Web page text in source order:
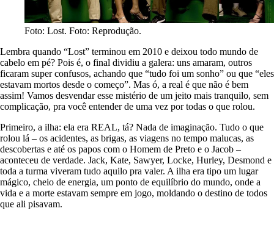
Foto: Lost. Foto: Reprodução.
Lembra quando “Lost” terminou em 2010 e deixou todo mundo de
cabelo em pé? Pois é, o final dividiu a galera: uns amaram, outros
ficaram super confusos, achando que “tudo foi um sonho” ou que “eles
estavam mortos desde o começo”. Mas ó, a real é que não é bem
assim! Vamos desvendar esse mistério de um jeito mais tranquilo, sem
complicação, pra você entender de uma vez por todas o que rolou.
Primeiro, a ilha: ela era REAL, tá? Nada de imaginação. Tudo o que
rolou lá – os acidentes, as brigas, as viagens no tempo malucas, as
descobertas e até os papos com o Homem de Preto e o Jacob –
aconteceu de verdade. Jack, Kate, Sawyer, Locke, Hurley, Desmond e
toda a turma viveram tudo aquilo pra valer. A ilha era tipo um lugar
mágico, cheio de energia, um ponto de equilíbrio do mundo, onde a
vida e a morte estavam sempre em jogo, moldando o destino de todos
que ali pisavam.